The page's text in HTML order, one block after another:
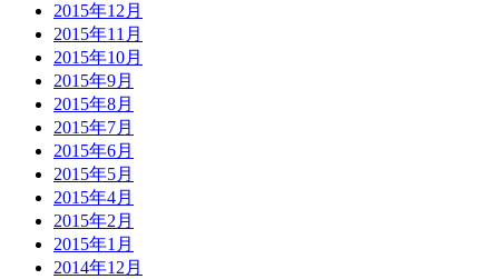
2015年12月
2015年11月
2015年10月
2015年9月
2015年8月
2015年7月
2015年6月
2015年5月
2015年4月
2015年2月
2015年1月
2014年12月